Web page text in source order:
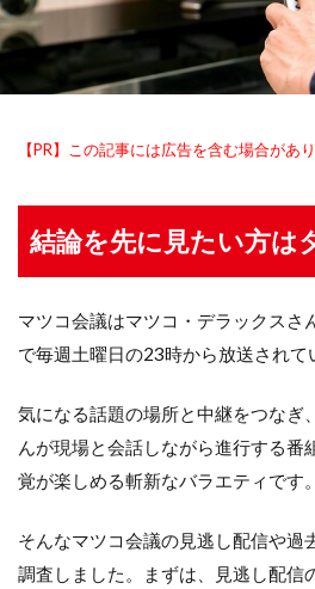
【PR】この記事には広告を含む場合があり
結論を先に見たい方は
マツコ会議はマツコ・デラックスさ
で毎週土曜日の23時から放送されて
気になる話題の場所と中継をつなぎ
んが現場と会話しながら進行する番
覚が楽しめる斬新なバラエティです。
そんなマツコ会議の見逃し配信や過
調査しました。まずは、見逃し配信